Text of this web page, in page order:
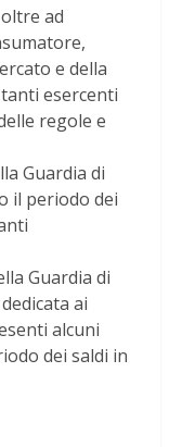
ad
e della
esercenti
regole e
Guardia di
il periodo dei
Guardia di
ai
alcuni
dei saldi in